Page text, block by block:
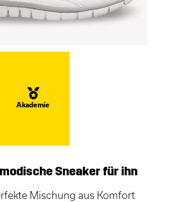
Akademie
Sneaker für ihn
Mischung aus Komfort